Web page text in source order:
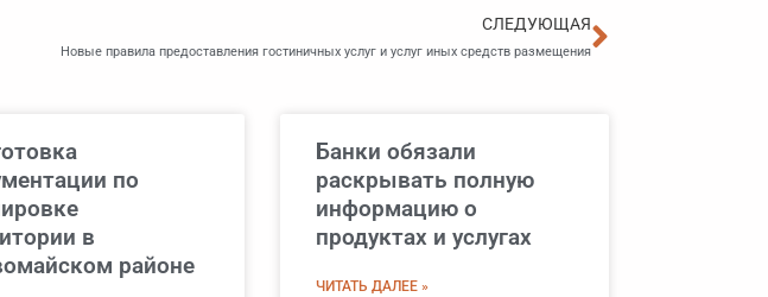
СЛЕДУЮЩАЯ
Новые правила предоставления гостиничных услуг и услуг иных средств размещения
по
в
районе
Банки обязали
раскрывать полную
информацию о
продуктах и услугах
ЧИТАТЬ ДАЛЕЕ »